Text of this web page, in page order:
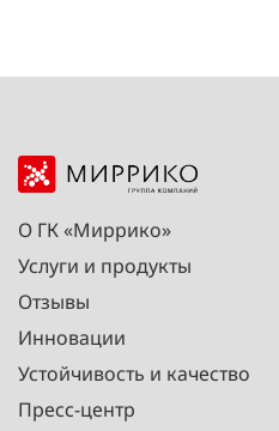
О ГК «Миррико»
Услуги и продукты
Отзывы
Инновации
Устойчивость и качество
Пресс-центр